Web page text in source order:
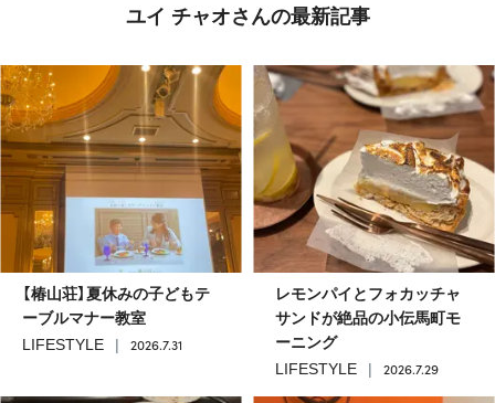
ユイ チャオさんの最新記事
【椿山荘】夏休みの子どもテ
ーブルマナー教室
LIFESTYLE
2026.7.31
レモンパイとフォカッチャ
サンドが絶品の小伝馬町モ
ーニング
LIFESTYLE
2026.7.29